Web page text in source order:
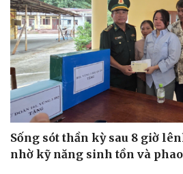
Sống sót thần kỳ sau 8 giờ
nhờ kỹ năng sinh tồn và